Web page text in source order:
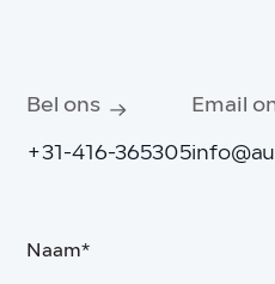
Bel ons
+31-416-365305
Email
Naam*